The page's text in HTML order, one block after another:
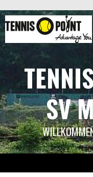
zum
Inhalt
SV